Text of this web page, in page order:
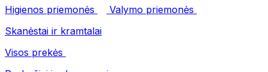
Higienos priemonės
Valymo priemonės
Skanėstai ir kramtalai
Visos prekės